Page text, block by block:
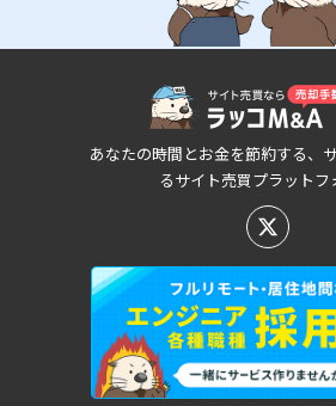
あなたの時間とお金を節約する、
るサイト売買プラットフ